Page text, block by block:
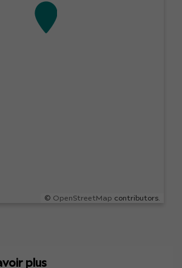
© OpenStreetMap contributors.
plus